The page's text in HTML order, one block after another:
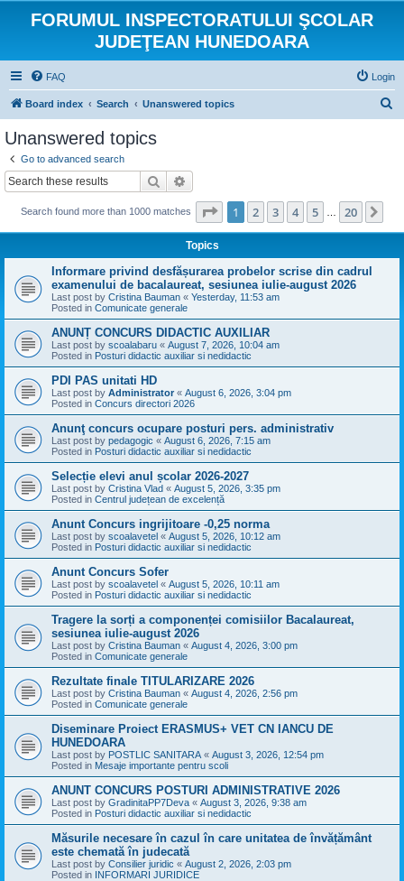
FORUMUL INSPECTORATULUI ŞCOLAR
JUDEŢEAN HUNEDOARA
FAQ Login
Board index Search Unanswered topics
Unanswered topics
Go to advanced search
Search
Search found more than 1000 matches Page 1of 20
1 2 3 4 5 20
Topics
Informare privind desfășurarea probelor scrise din cadrul
examenului de bacalaureat, sesiunea iulie-august 2026
Last post by Cristina Bauman « Yesterday, 11:53 am
Posted in Comunicate generale
ANUNȚ CONCURS DIDACTIC AUXILIAR
Last post by scoalabaru « August 7, 2026, 10:04 am
Posted in Posturi didactic auxiliar si nedidactic
PDI PAS unitati HD
Last post by Administrator « August 6, 2026, 3:04 pm
Posted in Concurs directori 2026
Anunţ concurs ocupare posturi pers. administrativ
Last post by pedagogic « August 6, 2026, 7:15 am
Posted in Posturi didactic auxiliar si nedidactic
Selecție elevi anul școlar 2026-2027
Last post by Cristina Vlad « August 5, 2026, 3:35 pm
Posted in Centrul județean de excelență
Anunt Concurs ingrijitoare -0,25 norma
Last post by scoalavetel « August 5, 2026, 10:12 am
Posted in Posturi didactic auxiliar si nedidactic
Anunt Concurs Sofer
Last post by scoalavetel « August 5, 2026, 10:11 am
Posted in Posturi didactic auxiliar si nedidactic
Tragere la sorți a componenței comisiilor Bacalaureat,
sesiunea iulie-august 2026
Last post by Cristina Bauman « August 4, 2026, 3:00 pm
Posted in Comunicate generale
Rezultate finale TITULARIZARE 2026
Last post by Cristina Bauman « August 4, 2026, 2:56 pm
Posted in Comunicate generale
Diseminare Proiect ERASMUS+ VET CN IANCU DE
HUNEDOARA
Last post by POSTLIC SANITARA « August 3, 2026, 12:54 pm
Posted in Mesaje importante pentru scoli
ANUNT CONCURS POSTURI ADMINISTRATIVE 2026
Last post by GradinitaPP7Deva « August 3, 2026, 9:38 am
Posted in Posturi didactic auxiliar si nedidactic
Măsurile necesare în cazul în care unitatea de învățământ
este chemată în judecată
Last post by Consilier juridic « August 2, 2026, 2:03 pm
Posted in INFORMARI JURIDICE